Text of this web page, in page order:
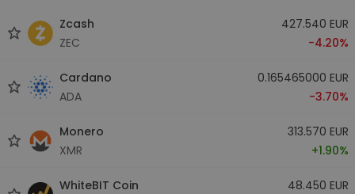
Zcash
ZEC
427.540 EUR
-4.20%
Cardano
ADA
0.165465000 EUR
-3.70%
Monero
XMR
313.570 EUR
+1.90%
WhiteBIT Coin
48.450 EUR